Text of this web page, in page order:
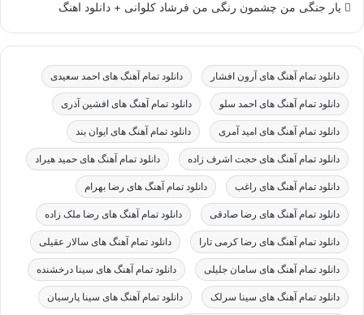
یار جنگی من چشمون رنگی من فرشاد کلوانی + دانلود اهنگ
دانلود تمام آهنگ های آرون افشار دانلود تمام آهنگ های احمد سعیدی
دانلود تمام آهنگ های احمد سلو دانلود تمام آهنگ های افشین آذری
دانلود تمام آهنگ های امید آمری دانلود تمام آهنگ های ایوان بند
دانلود تمام آهنگ های حجت اشرف زاده دانلود تمام آهنگ های حمید هیراد
دانلود تمام آهنگ های راغب دانلود تمام آهنگ های رضا بهرام
دانلود تمام آهنگ های رضا صادقی دانلود تمام آهنگ های رضا ملک زاده
دانلود تمام آهنگ های رضا کرمی تارا دانلود تمام آهنگ های سالار عقیلی
دانلود تمام آهنگ های سامان جلیلی دانلود تمام آهنگ های سینا درخشنده
دانلود تمام آهنگ های سینا سرلک دانلود تمام آهنگ های سینا پارسیان